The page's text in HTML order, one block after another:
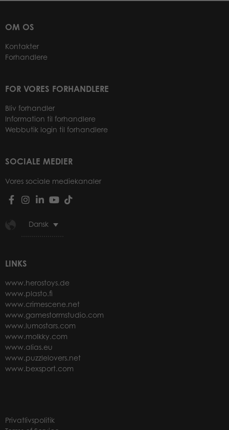
OM OS
Kontakter
Forhandlere
FOR VORES FORHANDLERE
Bliv forhandler
Information til forhandlere
Webbutik login til forhandlere
SOCIALE MEDIER
Vores sociale mediekanaler
Dansk
LINKS
www.herostoys.de
www.plasto.fi
www.crimescene.net
www.gamestormstudio.com
www.lumostars.com
www.molkky.com
www.alias.eu
www.puzzlelovers.net
www.bexsport.com
Privatlivspolitik